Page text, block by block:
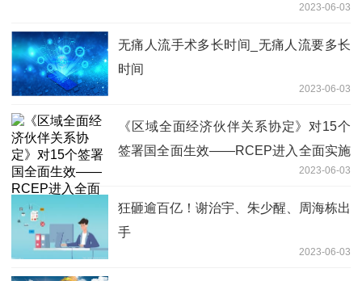
2023-06-03
无痛人流手术多长时间_无痛人流要多长
时间
2023-06-03
《区域全面经济伙伴关系协定》对15个
签署国全面生效——RCEP进入全面实施
2023-06-03
狂砸逾百亿！谢治宇、朱少醒、周海栋出
手
2023-06-03